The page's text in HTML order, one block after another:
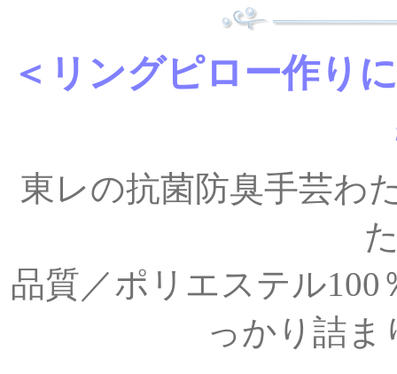
＜リングピロー作り
東レの抗菌防臭手芸わ
品質／ポリエステル
っかり詰ま